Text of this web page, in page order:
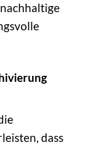
dass